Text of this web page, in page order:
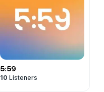
5:59
10 Listeners